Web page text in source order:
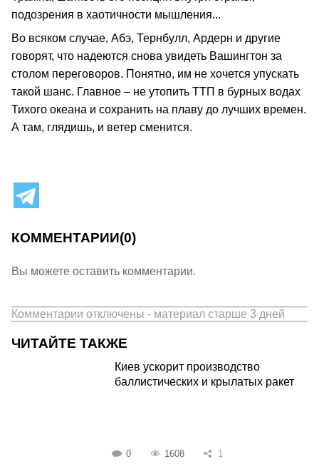
подозрения в хаотичности мышления...
Во всяком случае, Абэ, Тернбулл, Ардерн и другие
говорят, что надеются снова увидеть Вашингтон за
столом переговоров. Понятно, им не хочется упускать
такой шанс. Главное – не утопить ТТП в бурных водах
Тихого океана и сохранить на плаву до лучших времен.
А там, глядишь, и ветер сменится.
КОММЕНТАРИИ(0)
Вы можете оставить комментарии.
Комментарии отключены - материал старше 3 дней
ЧИТАЙТЕ ТАКЖЕ
Киев ускорит производство
баллистических и крылатых ракет
0 1608 1